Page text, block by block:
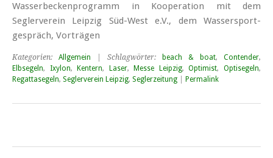
Wasserbecken­programm in Kooperation mit dem
Seglerverein Leipzig Süd-West e.V., dem Wasser­sport­
gespräch, Vorträgen
Kategorien: Allgemein | Schlagwörter: beach & boat, Contender,
Elbsegeln, Ixylon, Kentern, Laser, Messe Leipzig,Optimist,Optisegeln,
Regattasegeln, Seglerverein Leipzig, Seglerzeitung Permalink